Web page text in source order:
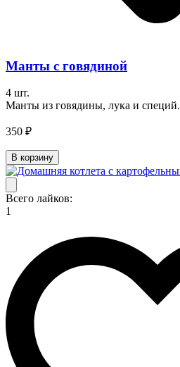
Манты с говядиной
4 шт.
Манты из говядины, лука и специй.
350 ₽
В корзину
Всего лайков:
1